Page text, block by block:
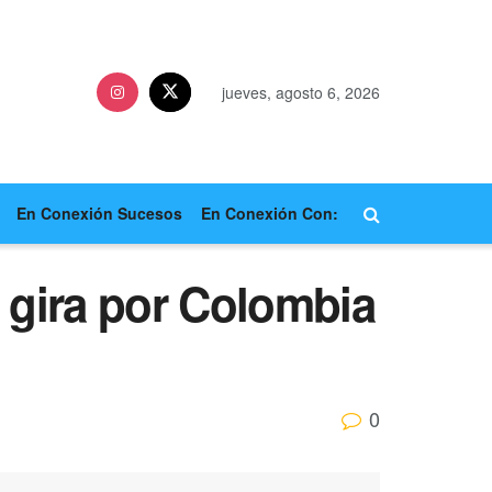
jueves, agosto 6, 2026
En Conexión Sucesos En Conexión Con:
por Colombia
0